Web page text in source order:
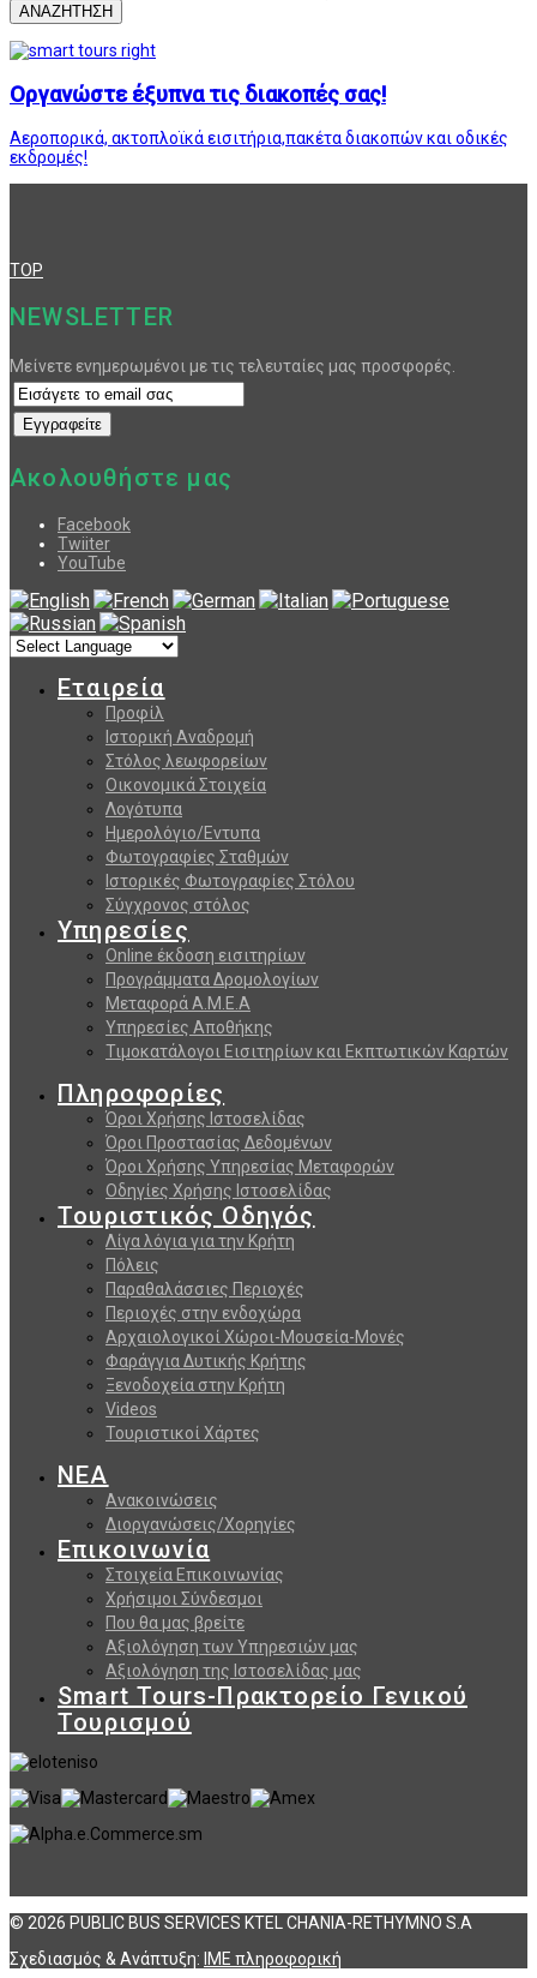
ΑΝΑΖΗΤΗΣΗ
Οργανώστε έξυπνα τις διακοπές σας!
Αεροπορικά, ακτοπλοϊκά εισιτήρια,πακέτα διακοπών και οδικές
εκδρομές!
TOP
NEWSLETTER
Μείνετε ενημερωμένοι με τις τελευταίες μας προσφορές.
Ακολουθήστε μας
Facebook
Twiiter
YouTube
Εταιρεία
Προφίλ
Ιστορική Αναδρομή
Στόλος λεωφορείων
Οικονομικά Στοιχεία
Λογότυπα
Ημερολόγιο/Εντυπα
Φωτογραφίες Σταθμών
Ιστορικές Φωτογραφίες Στόλου
Σύγχρονος στόλος
Υπηρεσίες
Online έκδοση εισιτηρίων
Προγράμματα Δρομολογίων
Μεταφορά Α.Μ.Ε.Α
Υπηρεσίες Αποθήκης
Τιμοκατάλογοι Εισιτηρίων και Εκπτωτικών Καρτών
Πληροφορίες
Όροι Χρήσης Ιστοσελίδας
Όροι Προστασίας Δεδομένων
Όροι Χρήσης Υπηρεσίας Μεταφορών
Οδηγίες Χρήσης Ιστοσελίδας
Τουριστικός Οδηγός
Λίγα λόγια για την Κρήτη
Πόλεις
Παραθαλάσσιες Περιοχές
Περιοχές στην ενδοχώρα
Αρχαιολογικοί Χώροι-Μουσεία-Μονές
Φαράγγια Δυτικής Κρήτης
Ξενοδοχεία στην Κρήτη
Videos
Τουριστικοί Χάρτες
ΝΕΑ
Ανακοινώσεις
Διοργανώσεις/Χορηγίες
Επικοινωνία
Στοιχεία Επικοινωνίας
Χρήσιμοι Σύνδεσμοι
Που θα μας βρείτε
Αξιολόγηση των Υπηρεσιών μας
Αξιολόγηση της Ιστοσελίδας μας
Smart Tours-Πρακτορείο Γενικού
Τουρισμού
© 2026 PUBLIC BUS SERVICES KTEL CHANIA-RETHYMNO S.A
Σχεδιασμός & Ανάπτυξη: ΙΜΕ πληροφορική